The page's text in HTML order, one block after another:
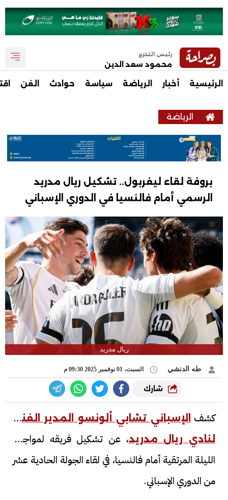
رئيس التحرير
محمود سعد الدين
الرئيسية أخبار الرياضة سياسة حوادث الفن
الرياضة
بروفة لقاء ليفربول.. تشكيل ريال مدريد
الرسمي أمام فالنسيا في الدوري الإسباني
ريال مدريد
طه الدنشي السبت، 01 نوفمبر 2025 09:30 م
شارك
كشف الإسباني تشابي ألونسو المدير الفني
لنادي ريال مدريد، عن تشكيل فريقه لمواجهة
الليلة المرتقية أمام فالنسيا، في لقاء الجولة الحادية عشر
من الدوري الإسباني.